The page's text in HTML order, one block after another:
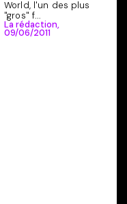
World, l'un des plus
"gros" f...
La rédaction,
09/06/2011